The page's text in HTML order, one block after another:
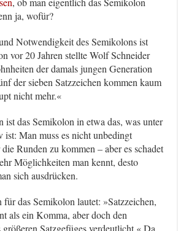
ja, wofür?
Notwendigkeit des Semikolons ist
vor 20 Jahren stellte Wolf Schneider
der damals jungen Generation
der sieben Satzzeichen kommen kaum
nicht mehr.«
ist das Semikolon in etwa das, was unter
ist: Man muss es nicht unbedingt
Runden zu kommen – aber es schadet
Möglichkeiten man kennt, desto
sich ausdrücken.
das Semikolon lautet: »Satzzeichen,
als ein Komma, aber doch den
Satzgefüges verdeutlicht.« Da